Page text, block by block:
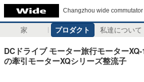
Changzhou wide commutator
家 プロダクト 私達について
DCドライブ モーター旅行モーター
の牽引モーターXQシリーズ整流子